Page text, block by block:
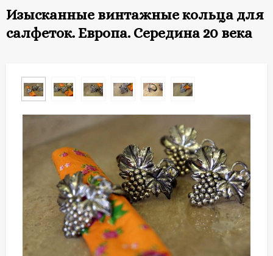
Изысканные винтажные кольца для
салфеток. Европа. Середина 20 века